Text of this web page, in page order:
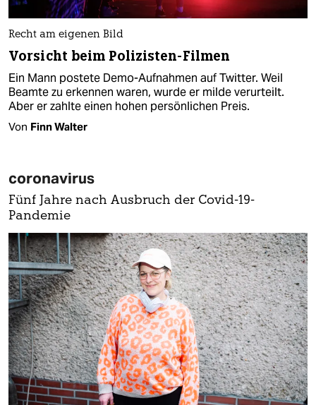
Recht am eigenen Bild
Vorsicht beim Polizisten-Filmen
Ein Mann postete Demo-Aufnahmen auf Twitter. Weil
Beamte zu erkennen waren, wurde er milde verurteilt.
Aber er zahlte einen hohen persönlichen Preis.
Von Finn Walter
coronavirus
Fünf Jahre nach Ausbruch der Covid-19-
Pandemie